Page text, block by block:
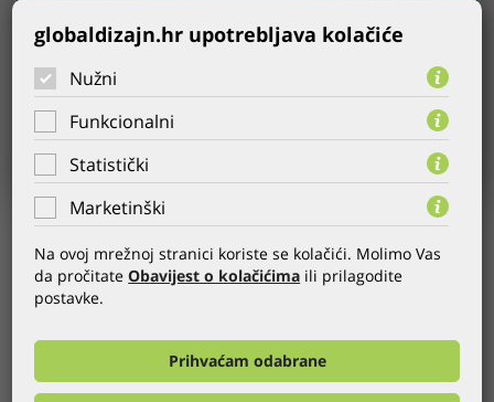
KORISNIK:
Airport Zagreb Taxi
GODINA:21.06.2011.
KATEGORIJA:
Dizajnirane su i postavljene nove internet stranice za Croatia
Taxi (Airport Zagreb Taxi).
globaldizajn.hr upotrebljava kolačiće
Nužni
Funkcionalni
Statistički
Marketinški
Na ovoj mrežnoj stranici koriste se kolačići. Molimo Vas
da pročitateObavijest o kolačićima ili prilagodite
postavke.
Prihvaćam odabrane